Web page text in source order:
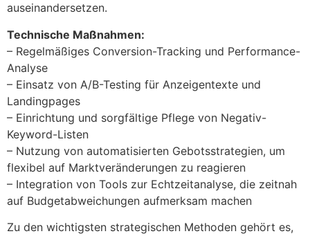
auseinandersetzen.
Technische Maßnahmen:
– Regelmäßiges Conversion-Tracking und Performance-
Analyse
– Einsatz von A/B-Testing für Anzeigentexte und
Landingpages
– Einrichtung und sorgfältige Pflege von Negativ-
Keyword-Listen
– Nutzung von automatisierten Gebotsstrategien, um
flexibel auf Marktveränderungen zu reagieren
– Integration von Tools zur Echtzeitanalyse, die zeitnah
auf Budgetabweichungen aufmerksam machen
Zu den wichtigsten strategischen Methoden gehört es,